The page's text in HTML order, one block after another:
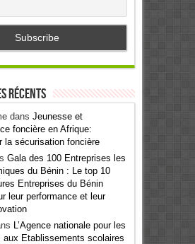
récents
dans Jeunesse et
foncière en Afrique:
la sécurisation foncière
Gala des 100 Entreprises les
du Bénin : Le top 10
Entreprises du Bénin
leur performance et leur
L’Agence nationale pour les
aux Etablissements scolaires